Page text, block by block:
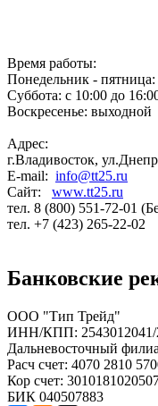
Время работы:
Понедельник -
Суббота: с 10:00 до
Воскресенье: выходной
Адрес:
г.Владивосток,
E-mail: info@tt25.ru
Сайт: www.tt25.ru
тел. 8 (800) 551-72-01
тел. +7 (423) 265-22-02
Банковские
ООО "Тип Трейд"
ИНН/КПП: 2543012041/
Дальневосточный
Расч счет: 4070 2810
Кор счет:
БИК 040507883